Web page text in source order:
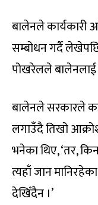
बालेनले कार्यकारी
सम्बोधन गर्दै
पोखरेलले
बालेनले सरकारले
लगाउँदै तिखो
भनेका थिए, ‘तर,
त्यहाँ जान
देखिँदैन ।’